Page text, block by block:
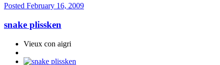
Posted February 16, 2009
snake plissken
Vieux con aigri